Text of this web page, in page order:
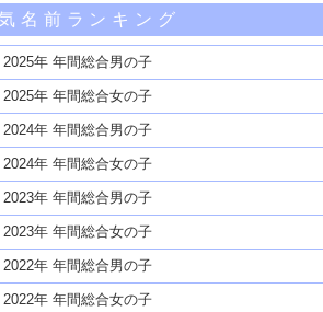
名前ランキング
2025年 年間総合男の子
2025年 年間総合女の子
2024年 年間総合男の子
2024年 年間総合女の子
2023年 年間総合男の子
2023年 年間総合女の子
2022年 年間総合男の子
2022年 年間総合女の子